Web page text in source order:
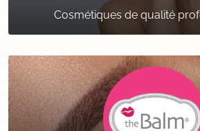
Cosmétiques de qualité